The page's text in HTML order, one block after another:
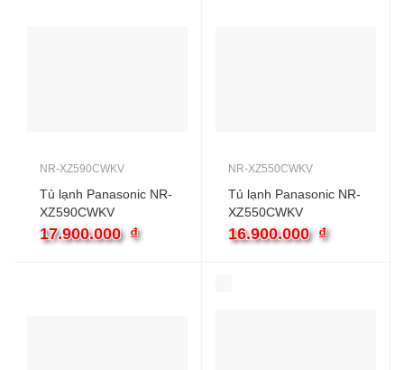
NR-XZ590CWKV
Tủ lạnh Panasonic NR-
XZ590CWKV
17.900.000 ₫
NR-XZ550CWKV
Tủ lạnh Panasonic NR-
XZ550CWKV
16.900.000 ₫